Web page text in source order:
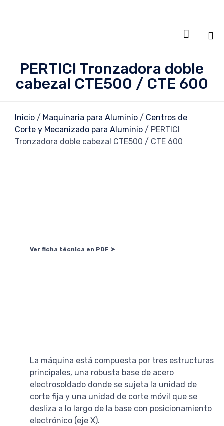

PERTICI Tronzadora doble
cabezal CTE500 / CTE 600
Inicio / Maquinaria para Aluminio / Centros de
Corte y Mecanizado para Aluminio / PERTICI
Tronzadora doble cabezal CTE500 / CTE 600
Ver ficha técnica en PDF ➤
La máquina está compuesta por tres estructuras
principales, una robusta base de acero
electrosoldado donde se sujeta la unidad de
corte fija y una unidad de corte móvil que se
desliza a lo largo de la base con posicionamiento
electrónico (eje X).